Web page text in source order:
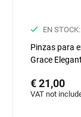
EN
Pinzas para
Grace
€ 21,00
VAT not